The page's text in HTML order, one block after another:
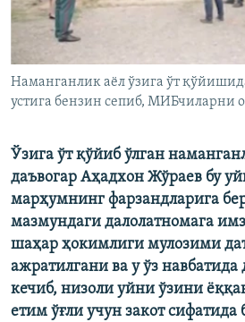
Наманганлик аёл ўзига ўт
устига бензин сепиб, МИБчиларни
Ўзига ўт қўйиб ўлган
даъвогар Аҳадхон Жўраев бу
марҳумнинг фарзандларига
мазмундаги далолатномага
шаҳар ҳокимлиги мулозими
ажратилгани ва у ўз навбатида
кечиб, низоли уйни ўзини
етим ўғли учун закот сифатида